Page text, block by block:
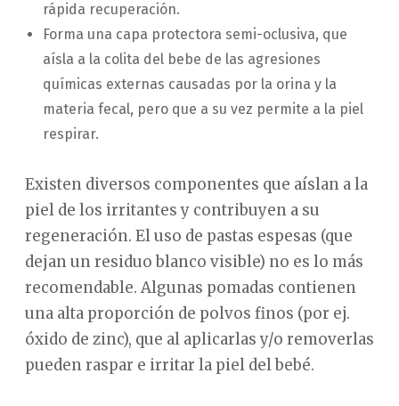
rápida recuperación.
Forma una capa protectora semi-oclusiva, que
aísla a la colita del bebe de las agresiones
químicas externas causadas por la orina y la
materia fecal, pero que a su vez permite a la piel
respirar.
Existen diversos componentes que aíslan a la
piel de los irritantes y contribuyen a su
regeneración. El uso de pastas espesas (que
dejan un residuo blanco visible) no es lo más
recomendable. Algunas pomadas contienen
una alta proporción de polvos finos (por ej.
óxido de zinc), que al aplicarlas y/o removerlas
pueden raspar e irritar la piel del bebé.